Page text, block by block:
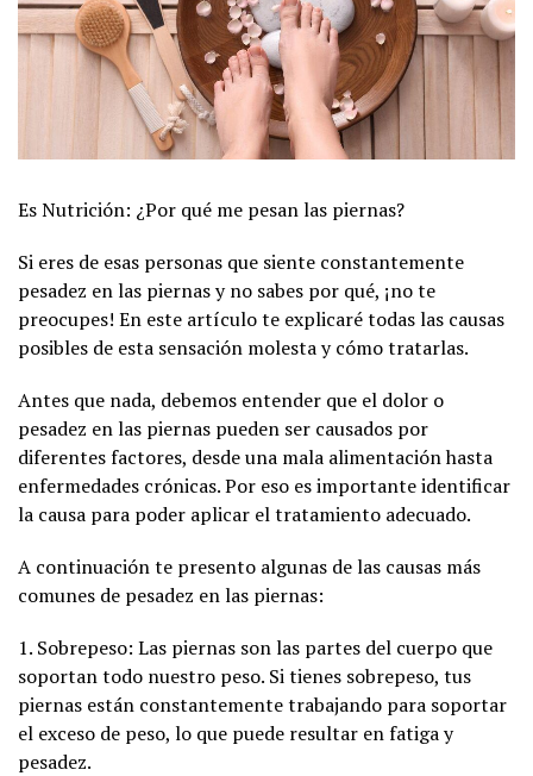
Es Nutrición: ¿Por qué me pesan las piernas?
Si eres de esas personas que siente constantemente
pesadez en las piernas y no sabes por qué, ¡no te
preocupes! En este artículo te explicaré todas las causas
posibles de esta sensación molesta y cómo tratarlas.
Antes que nada, debemos entender que el dolor o
pesadez en las piernas pueden ser causados por
diferentes factores, desde una mala alimentación hasta
enfermedades crónicas. Por eso es importante identificar
la causa para poder aplicar el tratamiento adecuado.
A continuación te presento algunas de las causas más
comunes de pesadez en las piernas:
1. Sobrepeso: Las piernas son las partes del cuerpo que
soportan todo nuestro peso. Si tienes sobrepeso, tus
piernas están constantemente trabajando para soportar
el exceso de peso, lo que puede resultar en fatiga y
pesadez.